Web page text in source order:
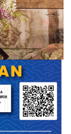
Foto: Pixabay
satu sunnah